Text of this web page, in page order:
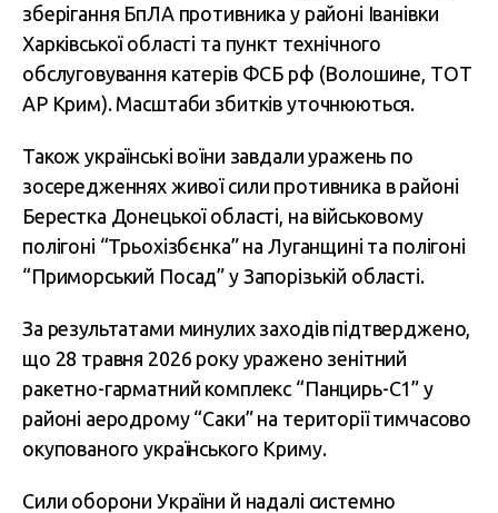
зберігання БпЛА противника у районі Іванівки
Харківської області та пункт технічного
обслуговування катерів ФСБ рф (Волошине, ТОТ
АР Крим). Масштаби збитків уточнюються.
Також українські воїни завдали уражень по
зосередженнях живої сили противника в районі
Берестка Донецької області, на військовому
полігоні “Трьохізбєнка” на Луганщині та полігоні
“Приморський Посад” у Запорізькій області.
За результатами минулих заходів підтверджено,
що 28 травня 2026 року уражено зенітний
ракетно-гарматний комплекс “Панцирь-С1” у
районі аеродрому “Саки” на території тимчасово
окупованого українського Криму.
Сили оборони України й надалі системно